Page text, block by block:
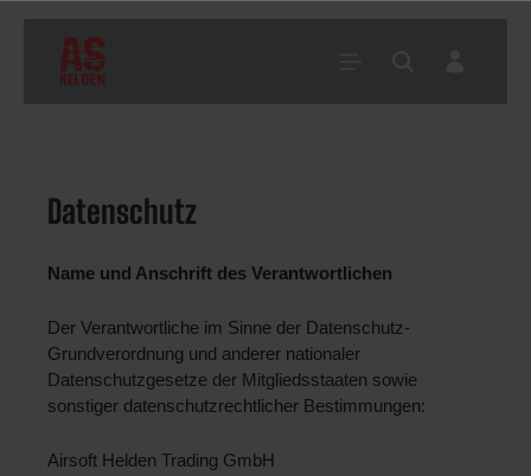
Datenschutz
Name und Anschrift des Verantwortlichen
Der Verantwortliche im Sinne der Datenschutz-
Grundverordnung und anderer nationaler
Datenschutzgesetze der Mitgliedsstaaten sowie
sonstiger datenschutzrechtlicher Bestimmungen:
Airsoft Helden Trading GmbH